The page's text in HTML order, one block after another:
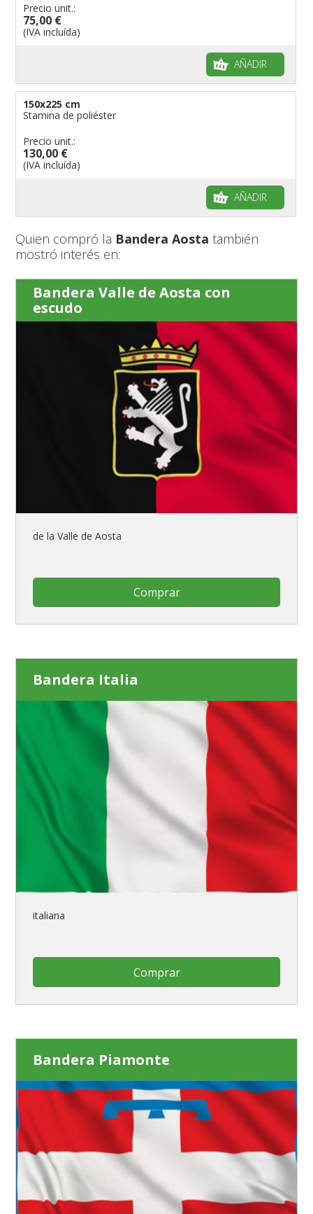
Precio unit.:
75,00 €
(IVA incluída)
AÑADIR
150x225 cm
Stamina de poliéster
Precio unit.:
130,00 €
(IVA incluída)
AÑADIR
Quien compró la Bandera Aosta también
mostró interés en:
Bandera Valle de Aosta con
escudo
de la Valle de Aosta
Comprar
Bandera Italia
italiana
Comprar
Bandera Piamonte